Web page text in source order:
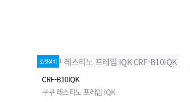
로켓설치
CRF-B10IQK
쿠쿠 레스티노 프레임 IQK